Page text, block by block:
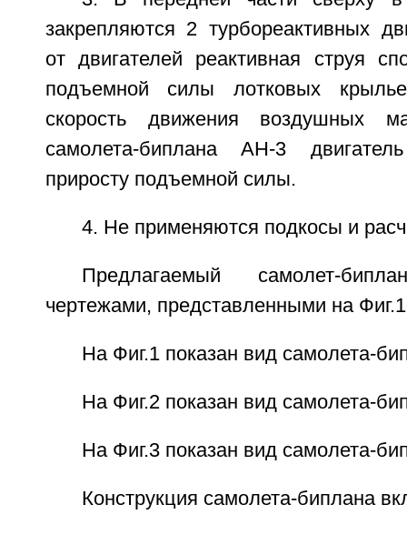
закрепляются 2 турбореактивных
от двигателей реактивная струя
подъемной силы лотковых
скорость движения воздушных
самолета-биплана АН-3
приросту подъемной силы.
4. Не применяются подкосы и
Предлагаемый самолет-
чертежами, представленными на
На Фиг.1 показан вид самолета-
На Фиг.2 показан вид самолета-
На Фиг.3 показан вид самолета-
Конструкция самолета-биплана